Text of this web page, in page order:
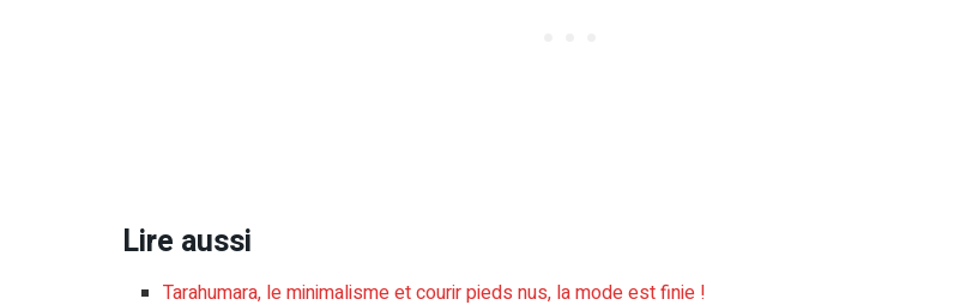
Lire aussi
Tarahumara, le minimalisme et courir pieds nus, la mode est finie !